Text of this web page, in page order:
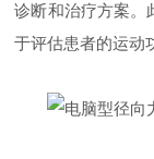
诊断和治疗方案。
于评估患者的运动